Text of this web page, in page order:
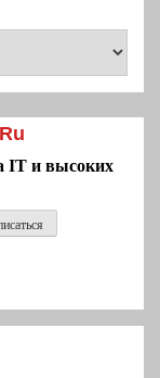
IT и высоких